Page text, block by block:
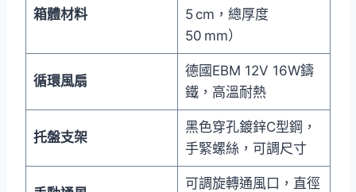
箱體材料
5 cm，總厚度
50 mm）
循環風扇
德國EBM 12V 16W鑄
鐵，高溫耐熱
托盤支架
黑色穿孔鍍鋅C型鋼，
手緊螺絲，可調尺寸
可調旋轉通風口，直徑